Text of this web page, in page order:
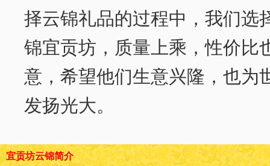
择云锦礼品的过程中，我们选
锦宜贡坊，质量上乘，性价比
意，希望他们生意兴隆，也为
发扬光大。
宜贡坊云锦简介